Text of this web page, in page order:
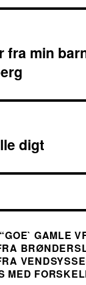
fra min
digt
GAMLE
MED